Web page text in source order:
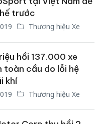
trước
Thương hiệu Xe
hồi 137.000 xe
toàn cầu do lỗi hệ
khí
Thương hiệu Xe